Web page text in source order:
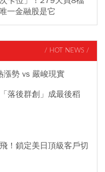
一金融股是它
/ HOT NEWS /
勢 vs 嚴峻現實
落後群創」成最後稻
！鎖定美日頂級客戶切